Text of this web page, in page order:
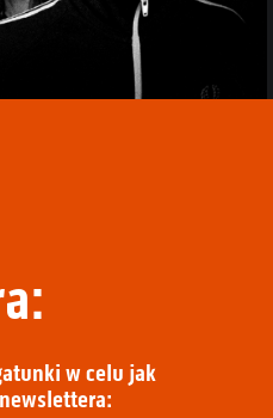
w celu jak